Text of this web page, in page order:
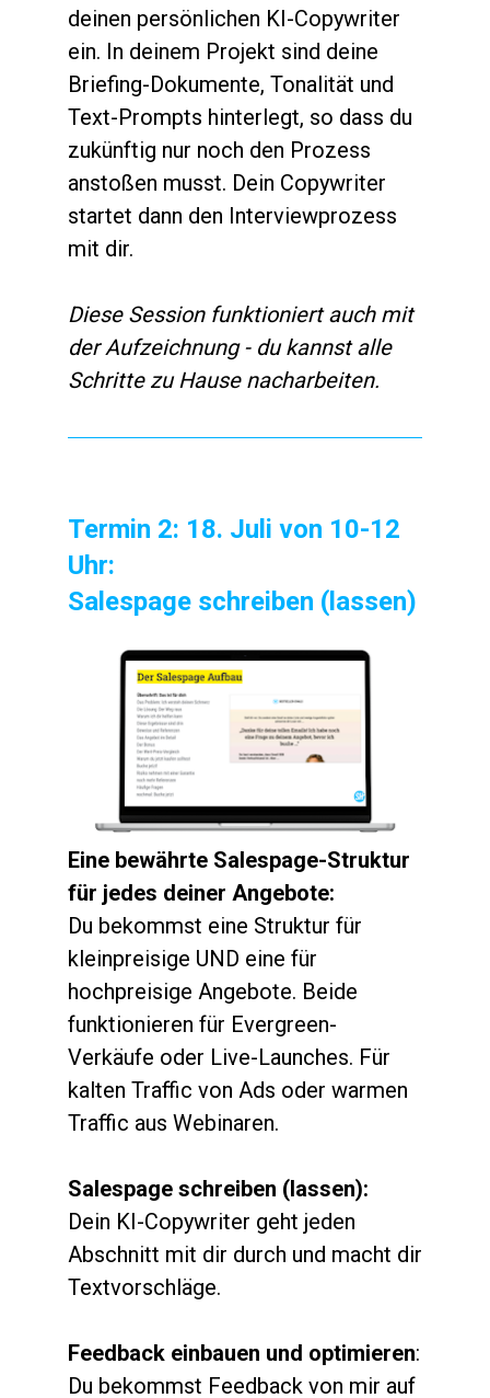
deinen persönlichen KI-Copywriter
ein. In deinem Projekt sind deine
Briefing-Dokumente, Tonalität und
Text-Prompts hinterlegt, so dass du
zukünftig nur noch den Prozess
anstoßen musst. Dein Copywriter
startet dann den Interviewprozess
mit dir.
Diese Session funktioniert auch mit
der Aufzeichnung - du kannst alle
Schritte zu Hause nacharbeiten.
Termin 2: 18. Juli von 10-12
Uhr:
Salespage schreiben (lassen)
Eine bewährte Salespage-Struktur
für jedes deiner Angebote:
Du bekommst eine Struktur für
kleinpreisige UND eine für
hochpreisige Angebote. Beide
funktionieren für Evergreen-
Verkäufe oder Live-Launches. Für
kalten Traffic von Ads oder warmen
Traffic aus Webinaren.
Salespage schreiben (lassen):
Dein KI-Copywriter geht jeden
Abschnitt mit dir durch und macht dir
Textvorschläge.
Feedback einbauen und optimieren
Du bekommst Feedback von mir auf